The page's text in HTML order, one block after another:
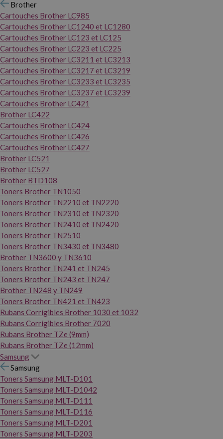
Brother
Cartouches Brother LC985
Cartouches Brother LC1240 et LC1280
Cartouches Brother LC123 et LC125
Cartouches Brother LC223 et LC225
Cartouches Brother LC3211 et LC3213
Cartouches Brother LC3217 et LC3219
Cartouches Brother LC3233 et LC3235
Cartouches Brother LC3237 et LC3239
Cartouches Brother LC421
Brother LC422
Cartouches Brother LC424
Cartouches Brother LC426
Cartouches Brother LC427
Brother LC521
Brother LC527
Brother BTD108
Toners Brother TN1050
Toners Brother TN2210 et TN2220
Toners Brother TN2310 et TN2320
Toners Brother TN2410 et TN2420
Toners Brother TN2510
Toners Brother TN3430 et TN3480
Brother TN3600 y TN3610
Toners Brother TN241 et TN245
Toners Brother TN243 et TN247
Brother TN248 y TN249
Toners Brother TN421 et TN423
Rubans Corrigibles Brother 1030 et 1032
Rubans Corrigibles Brother 7020
Rubans Brother TZe (9mm)
Rubans Brother TZe (12mm)
Samsung
Samsung
Toners Samsung MLT-D101
Toners Samsung MLT-D1042
Toners Samsung MLT-D111
Toners Samsung MLT-D116
Toners Samsung MLT-D201
Toners Samsung MLT-D203